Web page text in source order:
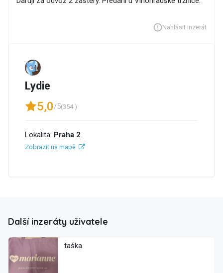
Nahlásit inzerát
Lydie
5,0/5(354 )
Lokalita: Praha 2
Zobrazit na mapě
Další inzeráty uživatele
taška